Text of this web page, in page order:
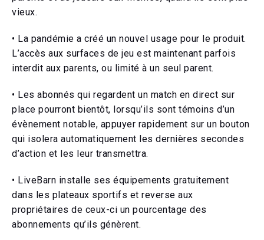
vieux.
• La pandémie a créé un nouvel usage pour le produit.
L’accès aux surfaces de jeu est maintenant parfois
interdit aux parents, ou limité à un seul parent.
• Les abonnés qui regardent un match en direct sur
place pourront bientôt, lorsqu’ils sont témoins d’un
évènement notable, appuyer rapidement sur un bouton
qui isolera automatiquement les dernières secondes
d’action et les leur transmettra.
• LiveBarn installe ses équipements gratuitement
dans les plateaux sportifs et reverse aux
propriétaires de ceux-ci un pourcentage des
abonnements qu’ils génèrent.